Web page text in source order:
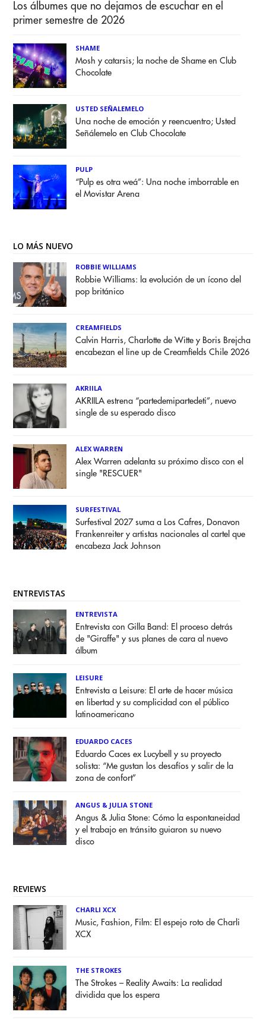
Los álbumes que no dejamos de escuchar en el
primer semestre de 2026
SHAME
Mosh y catarsis; la noche de Shame en Club
Chocolate
USTED SEÑALEMELO
Una noche de emoción y reencuentro; Usted
Señálemelo en Club Chocolate
PULP
“Pulp es otra weá”: Una noche imborrable en
el Movistar Arena
LO MÁS NUEVO
ROBBIE WILLIAMS
Robbie Williams: la evolución de un ícono del
pop británico
CREAMFIELDS
Calvin Harris, Charlotte de Witte y Boris Brejcha
encabezan el line up de Creamfields Chile 2026
AKRIILA
AKRIILA estrena “partedemipartedeti”, nuevo
single de su esperado disco
ALEX WARREN
Alex Warren adelanta su próximo disco con el
single "RESCUER"
SURFESTIVAL
Surfestival 2027 suma a Los Cafres, Donavon
Frankenreiter y artistas nacionales al cartel que
encabeza Jack Johnson
ENTREVISTAS
ENTREVISTA
Entrevista con Gilla Band: El proceso detrás
de "Giraffe" y sus planes de cara al nuevo
álbum
LEISURE
Entrevista a Leisure: El arte de hacer música
en libertad y su complicidad con el público
latinoamericano
EDUARDO CACES
Eduardo Caces ex Lucybell y su proyecto
solista: “Me gustan los desafíos y salir de la
zona de confort”
ANGUS & JULIA STONE
Angus & Julia Stone: Cómo la espontaneidad
y el trabajo en tránsito guiaron su nuevo
disco
REVIEWS
CHARLI XCX
Music, Fashion, Film: El espejo roto de Charli
XCX
THE STROKES
The Strokes – Reality Awaits: La realidad
dividida que los espera